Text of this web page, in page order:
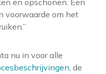
en opschonen. Een
voorwaarde om het
nu in voor alle
, de